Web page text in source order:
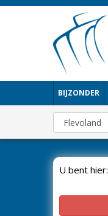
BIJZONDER
U bent hier: